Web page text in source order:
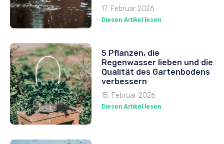
17. Februar 2026
Diesen Artikel lesen
5 Pflanzen, die
Regenwasser lieben und die
Qualität des Gartenbodens
verbessern
15. Februar 2026
Diesen Artikel lesen